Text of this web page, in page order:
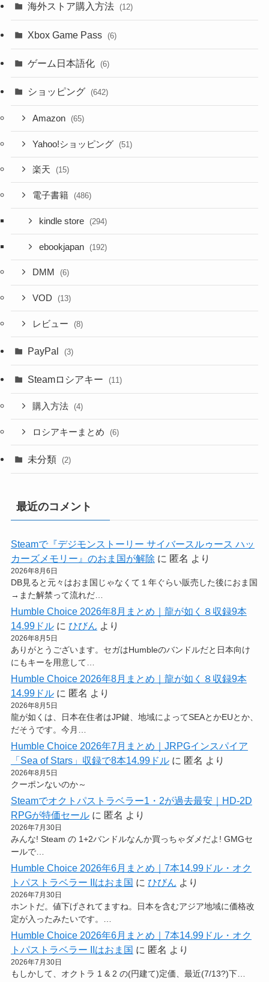
海外ストア購入方法 (12)
Xbox Game Pass (6)
ゲーム日本語化 (6)
ショッピング (642)
Amazon (65)
Yahoo!ショッピング (51)
楽天 (15)
電子書籍 (486)
kindle store (294)
ebookjapan (192)
DMM (6)
VOD (13)
レビュー (8)
PayPal (3)
Steamロシアキー (11)
購入方法 (4)
ロシアキーまとめ (6)
未分類 (2)
最近のコメント
Steamで『デジモンストーリー サイバースルゥース ハッ
カーズメモリー』のおま国が解除 に 匿名 より
2026年8月6日
DB見ると元々はおま国じゃなくて１年ぐらい販売した後におま国
→また解禁って流れだ…
Humble Choice 2026年8月まとめ｜龍が如く８収録9本
14.99ドルに ひびん より
2026年8月5日
ありがとうございます。セガはHumbleのバンドルだと日本向け
にもキーを用意して…
Humble Choice 2026年8月まとめ｜龍が如く８収録9本
14.99ドルに 匿名 より
2026年8月5日
龍が如くは、日本在住者はJP鍵、地域によってSEAとかEUとか、
だそうです。今月…
Humble Choice 2026年7月まとめ｜JRPGインスパイア
「Sea of Stars」収録で8本14.99ドルに 匿名 より
2026年8月5日
クーポンないのか～
Steamでオクトパストラベラー1・2が過去最安｜HD-2D
RPGが特価セールに 匿名 より
2026年7月30日
みんな! Steam の 1+2バンドルなんか買っちゃダメだよ! GMGセ
ールで…
Humble Choice 2026年6月まとめ｜7本14.99ドル・オク
トパストラベラー IIはおま国 に ひびん より
2026年7月30日
ホントだ。値下げされてますね。日本を含むアジア地域に価格改
定が入ったみたいです。…
Humble Choice 2026年6月まとめ｜7本14.99ドル・オク
トパストラベラー IIはおま国 に 匿名 より
2026年7月30日
もしかして、オクトラ 1 & 2 の(円建て)定価、最近(7/13?)下…